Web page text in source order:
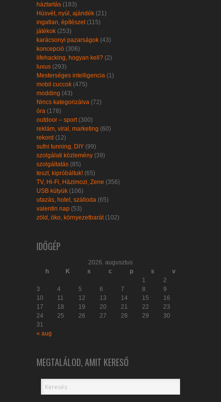
háztartás (183)
Húsvét, nyúl, ajándék (21)
ingatlan, építészet(115)
játékok (253)
karácsonyi pazarságok (43)
koncepció (306)
lifehacking, hogyan kell? (2)
luxus (293)
Mesterséges intelligencia (1)
mobil cuccok (475)
modding (43)
Nincs kategorizálva (72)
óra (178)
outdoor – sport(300)
reklám, viral, marketing (60)
rekord (12)
sufni tunning, DIY (99)
szolgálati közlemény (39)
szolgáltatás (85)
teszt, kipróbáltuk! (65)
TV, Hi-Fi, Házimozi, Zene (356)
USB kütyük (106)
utazás, hotel, szálloda (65)
valentin nap (53)
zöld, öko, környezetbarát(102)
IDŐGÉP
2026. augusztus
h
K s c p s
v
1
2
3
4 5 6 7 8
9
10
11 12 13 14 15
16
17
18 19 20 21 22
23
24
25 26 27 28 29
30
31
« aug
MEGTALÁLOD, AMIT KERESŐ